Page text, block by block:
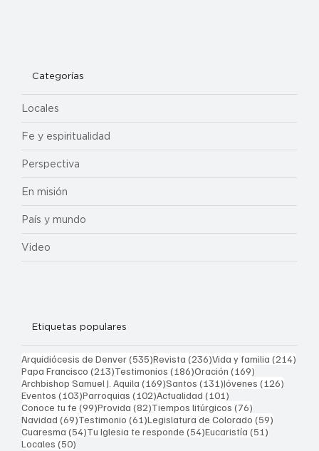
Categorías
Locales
Fe y espiritualidad
Perspectiva
En misión
País y mundo
Video
Etiquetas populares
Arquidiócesis de Denver(535)535 entradas
Revista (236)236 entradas
Vida y familia (214)
Papa Francisco (213)213 entradas
Testimonios (186)186 entradas
Oración (169)
Archbishop Samuel J. Aquila (169)169 entradas
Santos (131)131 entradas
Jóvenes (126)
Eventos (103)103 entradas
Parroquias (102)102 entradas
Actualidad (101)
Conoce tu fe (99)99 entradas
Provida (82)82 entradas
Tiempos litúrgicos (76)
Navidad (69)69 entradas
Testimonio (61)61 entradas
Legislatura de Colorado (59)
Cuaresma (54)54 entradas
Tu Iglesia te responde (54)54 entradas
Eucaristía (51)
Locales (50)